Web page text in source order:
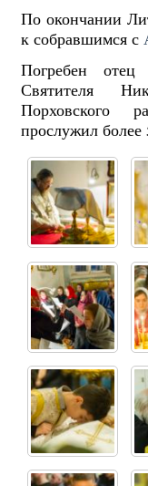
По окончании
к собравшимся с
Погребен
Святителя
Порховского
прослужил более